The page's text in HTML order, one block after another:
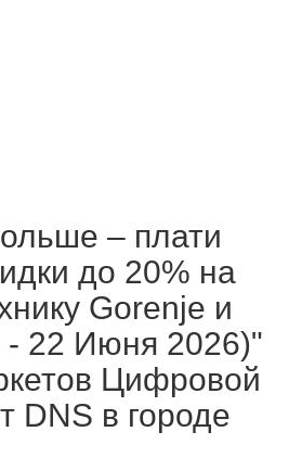
– плати
до 20% на
Gorenje и
- 22 Июня 2026)"
Цифровой
DNS в городе